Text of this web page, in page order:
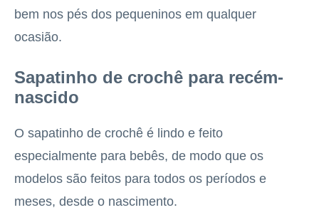
bem nos pés dos pequeninos em qualquer
ocasião.
Sapatinho de crochê para recém-
nascido
O sapatinho de crochê é lindo e feito
especialmente para bebês, de modo que os
modelos são feitos para todos os períodos e
meses, desde o nascimento.